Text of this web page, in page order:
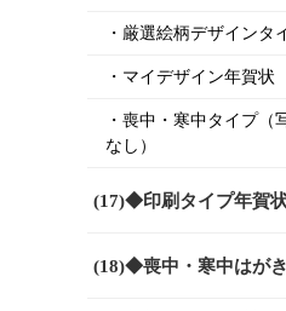
・厳選絵柄デザインタ
・マイデザイン年賀状
・喪中・寒中タイプ（
なし）
(17)◆印刷タイプ年賀
(18)◆喪中・寒中はが